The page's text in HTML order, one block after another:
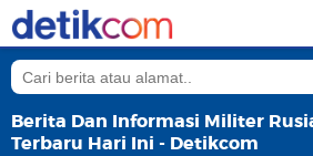
Berita Dan Informasi Militer
Terbaru Hari Ini - Detikcom